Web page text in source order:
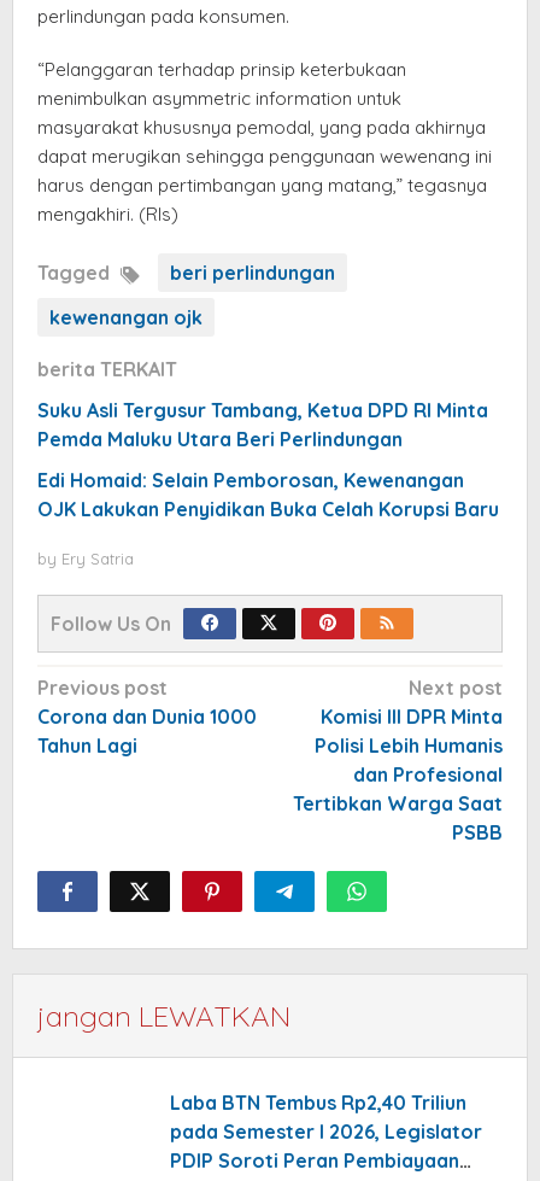
perlindungan pada konsumen.
“Pelanggaran terhadap prinsip keterbukaan
menimbulkan asymmetric information untuk
masyarakat khususnya pemodal, yang pada akhirnya
dapat merugikan sehingga penggunaan wewenang ini
harus dengan pertimbangan yang matang,” tegasnya
mengakhiri. (Rls)
Tagged
beri perlindungan
kewenangan ojk
berita TERKAIT
Suku Asli Tergusur Tambang, Ketua DPD RI Minta
Pemda Maluku Utara Beri Perlindungan
Edi Homaid: Selain Pemborosan, Kewenangan
OJK Lakukan Penyidikan Buka Celah Korupsi Baru
by Ery Satria
Follow Us On
Post
navigation
Previous post
Corona dan Dunia 1000
Tahun Lagi
Next post
Komisi III DPR Minta
Polisi Lebih Humanis
dan Profesional
Tertibkan Warga Saat
PSBB
jangan LEWATKAN
Laba BTN Tembus Rp2,40 Triliun
pada Semester I 2026, Legislator
PDIP Soroti Peran Pembiayaan